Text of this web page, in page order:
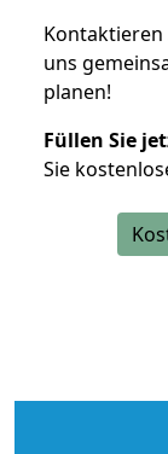
Kontaktieren
uns
planen!
Füllen Sie
Sie